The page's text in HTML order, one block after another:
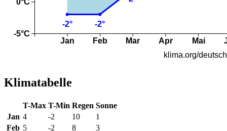
Klimatabelle
T-Max T-Min Regen Sonne
Jan 4 -2 10
1
Feb 5 -2 8
3